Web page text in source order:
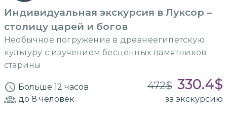
Индивидуальная экскурсия в Луксор –
столицу царей и богов
Необычное погружение в древнеегипетскую
культуру с изучением бесценных памятников
старины
Больше 12 часов 472$ 330.4$
до 8 человек за экскурсию